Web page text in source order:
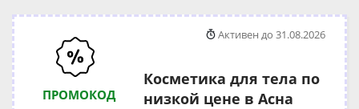
ПРОМОКОД
Косметика для тела по
низкой цене в Асна
Активен до 31.08.2026